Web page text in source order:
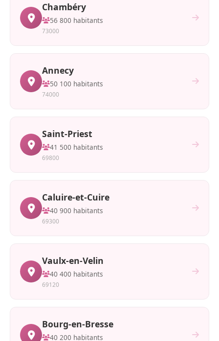
Chambéry
56 800 habitants
73000
Annecy
50 100 habitants
74000
Saint-Priest
41 500 habitants
69800
Caluire-et-Cuire
40 900 habitants
69300
Vaulx-en-Velin
40 400 habitants
69120
Bourg-en-Bresse
40 200 habitants